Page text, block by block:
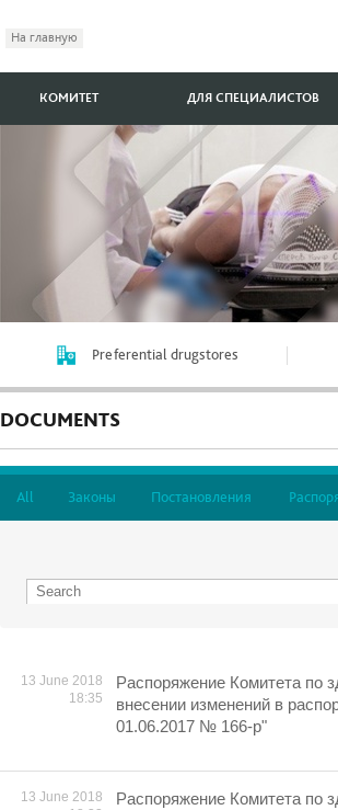
На главную
КОМИТЕТ ДЛЯ СПЕЦИАЛИСТОВ
Preferential drugstores
DOCUMENTS
All Законы Постановления
13 June 2018
18:35
Распоряжение Комитета по
внесении изменений в
01.06.2017 № 166-р"
13 June 2018
Распоряжение Комитета по